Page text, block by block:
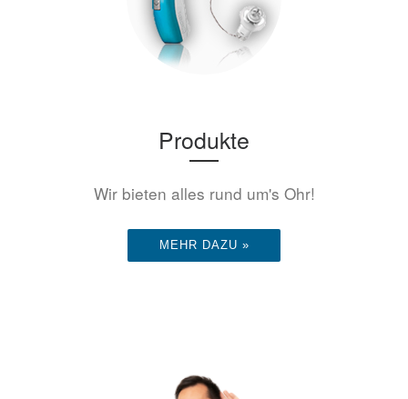
Produkte
Wir bieten alles rund um's Ohr!
MEHR DAZU »